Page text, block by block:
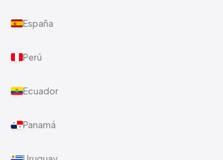
España
Perú
Ecuador
Panamá